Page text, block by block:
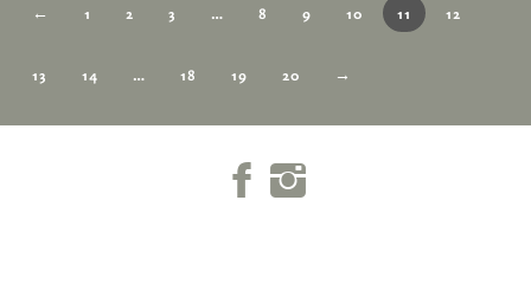
← 1 2 3 … 8 9 10 11 12
13 14 … 18 19 20 →